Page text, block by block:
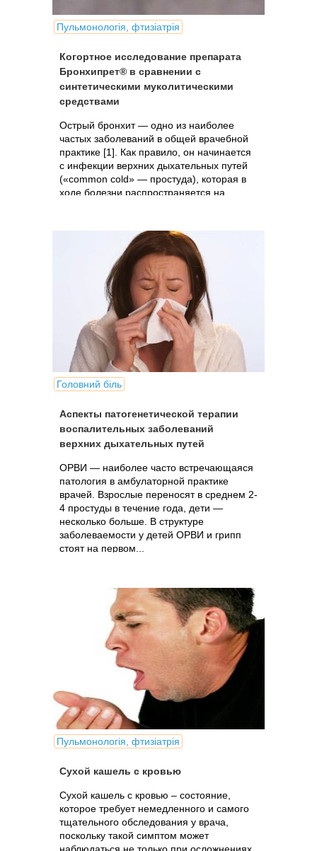
Пульмонологія, фтизіатрія
Когортное исследование препарата
Бронхипрет® в сравнении с
синтетическими муколитическими
средствами
Острый бронхит — одно из наиболее
частых заболеваний в общей врачебной
практике [1]. Как правило, он начинается
с инфекции верхних дыхательных путей
(«соmmon cold» — простуда), которая в
ходе болезни распространяется на...
Головний біль
Аспекты патогенетической терапии
воспалительных заболеваний
верхних дыхательных путей
ОРВИ — наиболее часто встречающаяся
патология в амбулаторной практике
врачей. Взрослые переносят в среднем 2-
4 простуды в течение года, дети —
несколько больше. В структуре
заболеваемости у детей ОРВИ и грипп
стоят на первом...
Пульмонологія, фтизіатрія
Сухой кашель с кровью
Сухой кашель с кровью – состояние,
которое требует немедленного и самого
тщательного обследования у врача,
поскольку такой симптом может